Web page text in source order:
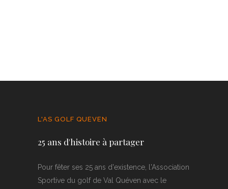
L'AS GOLF QUEVEN
25 ans d'histoire à partager
Pour fêter ses 25 ans d'existence, l'Association
Sportive du golf de Val Quéven avec le